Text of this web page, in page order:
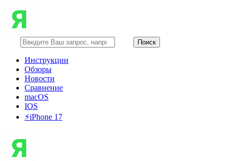
Инструкции
Обзоры
Новости
Сравнение
macOS
IOS
⚡️iPhone 17